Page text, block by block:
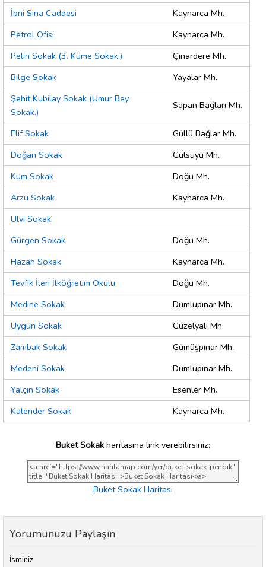
İbni Sina Caddesi
Kaynarca Mh.
Petrol Ofisi
Kaynarca Mh.
Pelin Sokak (3. Küme Sokak.)
Çınardere Mh.
Bilge Sokak
Yayalar Mh.
Şehit Kubilay Sokak (Umur Bey
Sokak.)
Sapan Bağları Mh.
Elif Sokak
Güllü Bağlar Mh.
Doğan Sokak
Gülsuyu Mh.
Kum Sokak
Doğu Mh.
Arzu Sokak
Kaynarca Mh.
Ulvi Sokak
Gürgen Sokak
Doğu Mh.
Hazan Sokak
Kaynarca Mh.
Tevfik İleri İlköğretim Okulu
Doğu Mh.
Medine Sokak
Dumlupınar Mh.
Uygun Sokak
Güzelyalı Mh.
Zambak Sokak
Gümüşpınar Mh.
Medeni Sokak
Dumlupınar Mh.
Yalçın Sokak
Esenler Mh.
Kalender Sokak
Kaynarca Mh.
Buket Sokak haritasına link verebilirsiniz;
Buket Sokak Haritası
Yorumunuzu Paylaşın
İsminiz